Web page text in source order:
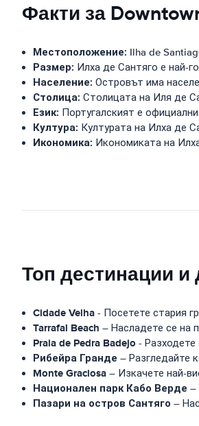
Факти за
Местоположение: Ilha de
Размер: Илха де Сантяго е най-
Население: Островът има
Столица: Столицата на Иля де
Език: Португалският е
Култура: Културата на Илха де
Икономика: Икономиката на
Топ дестинации и
Cidade Velha - Посетете стария
Tarrafal Beach – Насладете се на
Praia de Pedra Badejo -
Рибейра Гранде – Разгледайте
Monte Graciosa – Изкачете най-
Национален парк Кабо Верде –
Пазари на остров Сантяго –